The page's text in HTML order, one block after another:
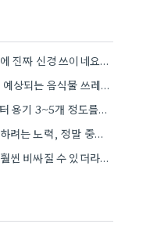
오래된 건물은 석면 때문에 진짜 신경 쓰이네요. 업체 선정할 때 안전 관련 정보 꼼꼼히 확인해야겠어요.
50명 규모의 현장이라면 예상되는 음식물 쓰레기 양이 꽤 되네요. 그때 그만큼 준비해야겠어요.
50명 현장이라면, 20리터 용기 3~5개 정도를 준비하는 게 현실적인 숫자 같아요. 뼈나 씨앗 같은 건…
시간과 비용 절약에 집중하려는 노력, 정말 중요하네요. 특히 현장마다 상황이 다 다르니까, 획일적인 방법보다는 현장…
운송비 때문에 생각보다 훨씬 비싸질 수 있더라구요. 특히 오래된 자재는 부식도 심할 것 같아요.